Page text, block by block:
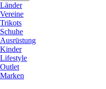
Länder
Vereine
Trikots
Schuhe
Ausrüstung
Kinder
Lifestyle
Outlet
Marken